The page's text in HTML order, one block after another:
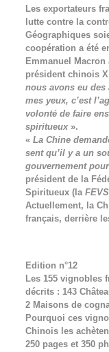
Les exportateurs
lutte contre la
Géographiques
coopération a été
Emmanuel
président chinois
nous avons eu des
mes yeux, c’est
volonté de faire
spiritueux ».
« La Chine
sent qu’il y a un
gouvernement
président de la
Spiritueux (la FEVS
Actuellement, la
français, derrière
Edition n°12
Les 155 vignobles
décrits : 143
2 Maisons de
Pourquoi ces
Chinois les
250 pages et 350